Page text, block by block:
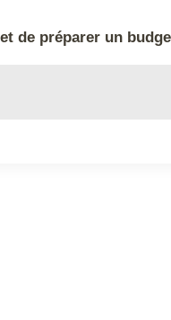
de préparer un